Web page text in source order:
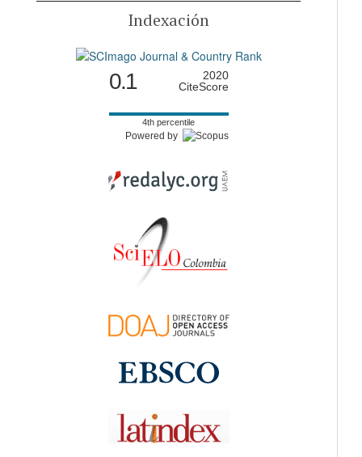
Indexación
0.1
2020
CiteScore
4th percentile
Powered by